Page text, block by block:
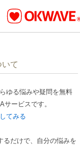
て
ゆる悩みや疑問を無料
サービスです。
てみる
るだけで、自分の悩みを